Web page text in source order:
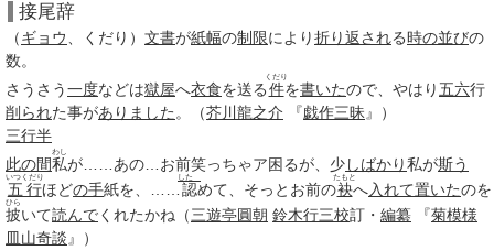
接尾辞
（ギョウ くだり ） 文書が紙幅の制限により折り返される時の並びの
数。
さうさう一度などは獄屋へ衣食を送る件
くだり
を書いたので、やはり五六行
削られた事がありました 。（芥川龍之介 『戯作三昧 』）
三行半
此の間私
わし
が……あの…お前笑っちゃア困るが、少しばかり私が斯う
五行
いつ くだり
ほどの手紙を、…… 認
したゝ
めて、そっとお前の袂
たもと
へ入れて置いたのを
披
ひら
いて読んでくれたかね（三遊亭圓朝 鈴木行三校訂・ 編纂 『菊模様
皿山奇談 』）